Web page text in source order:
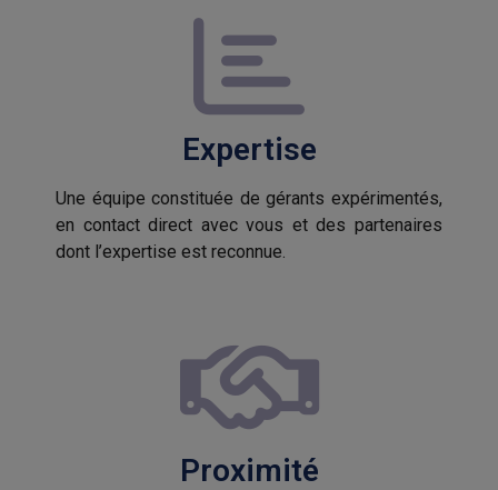
Expertise
Une équipe constituée de gérants expérimentés,
en contact direct avec vous et des partenaires
dont l’expertise est reconnue.
Proximité